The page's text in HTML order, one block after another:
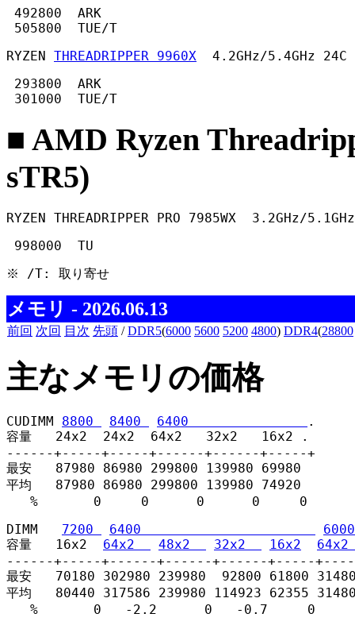
492800  ARK
505800  TUE/T
RYZEN THREADRIPPER 9960X
4.2GHz/5.4GHz 24C
293800  ARK
301000  TUE/T
■ AMD Ryzen
sTR5)
RYZEN THREADRIPPER PRO 7985WX  3.2GHz/
998000  TU
※ /T: 取り寄せ
メモリ - 2026.06.13
前回 次回 目次 先頭 /DDR5(6000 5600 5200 4800) DDR4(28800
主なメモリの価格
CUDIMM 8800 8400 6400
.
容量   24x2  24x2  64x2   32x2   16x2 .
------+-----+-----+------+------+-----+
最安   87980 86980 299800 139980 69980
平均   87980 86980 299800 139980 74920
   %       0     0      0      0     0
DIMM 7200 6400
容量   16x2 64x2 48x2 32x2 16x2
------+-----+------+------+------+-----
最安   70180 302980 239980  92800 61800
平均   80440 317586 239980 114923 62355
%       0   -2.2      0   -0.7     0